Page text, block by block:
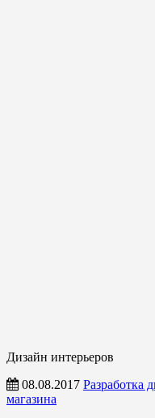
Дизайн интерьеров
08.08.2017 Разработка
магазина